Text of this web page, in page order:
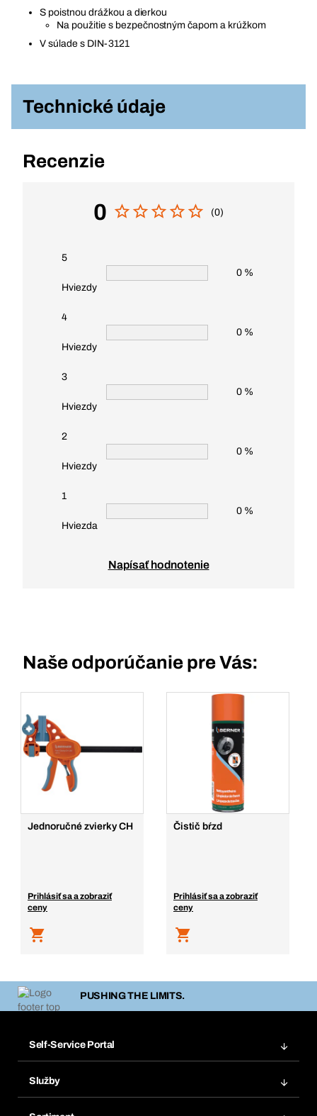
S poistnou drážkou a dierkou
Na použitie s bezpečnostným čapom a krúžkom
V súlade s DIN-3121
Technické údaje
Recenzie
0 (0)
5
Hviezdy
0 %
4
Hviezdy
0 %
3
Hviezdy
0 %
2
Hviezdy
0 %
1
Hviezda
0 %
Napísať hodnotenie
Naše odporúčanie pre Vás:
Jednoručné zvierky CH
Prihlásiť sa a zobraziť
ceny
Čistič bŕzd
Prihlásiť sa a zobraziť
ceny
PUSHING THE LIMITS.
Self-Service Portal
Obľúbené
Služby